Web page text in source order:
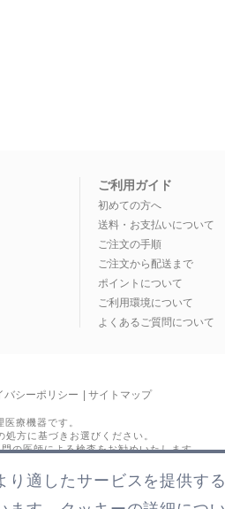
ご利用ガイド
初めての方へ
送料・お支払いについて
ご注文の手順
ご注文から配送まで
ポイントについて
ご利用環境について
よくあるご質問について
バシーポリシー サイトマップ
療機器です。
方に基づきお選びください。
の医師による検査をお勧めいたします。
り適したサービスを提供する